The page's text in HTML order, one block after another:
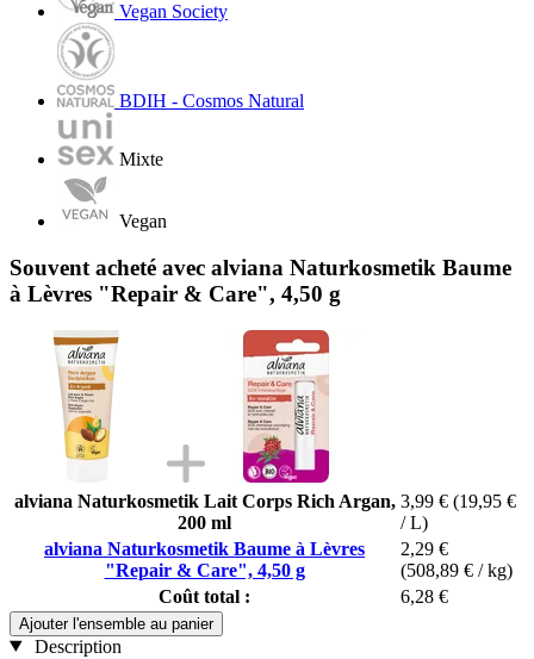
Vegan Society
BDIH - Cosmos Natural
Mixte
Vegan
Souvent acheté avec alviana Naturkosmetik Baume
à Lèvres "Repair & Care", 4,50 g
alviana Naturkosmetik Lait Corps Rich Argan,
200 ml
3,99 € (19,95 €
/ L)
alviana Naturkosmetik Baume à Lèvres
"Repair & Care", 4,50 g
2,29 €
(508,89 € / kg)
Coût total :
6,28 €
Ajouter l'ensemble au panier
Description